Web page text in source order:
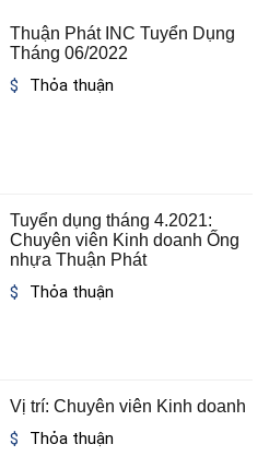
Thuận Phát INC Tuyển Dụng
Tháng 06/2022
Thỏa thuận
Tuyển dụng tháng 4.2021:
Chuyên viên Kinh doanh Ống
nhựa Thuận Phát
Thỏa thuận
Vị trí: Chuyên viên Kinh doanh
Thỏa thuận